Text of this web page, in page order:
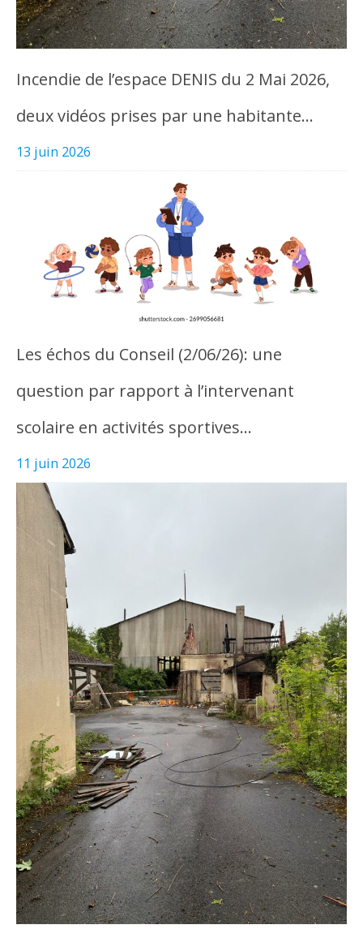
Incendie de l’espace DENIS du 2 Mai 2026,
deux vidéos prises par une habitante…
13 juin 2026
Les échos du Conseil (2/06/26): une
question par rapport à l’intervenant
scolaire en activités sportives…
11 juin 2026